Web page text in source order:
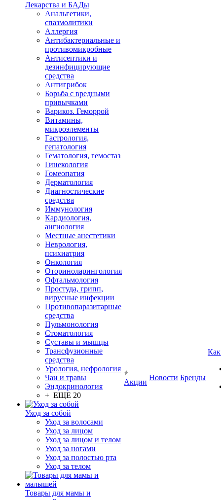
Лекарства и БАДы
Анальгетики,
спазмолитики
Аллергия
Антибактериальные и
противомикробные
Антисептики и
дезинфицирующие
средства
Антигрибок
Борьба с вредными
привычками
Варикоз. Геморрой
Витамины,
микроэлементы
Гастрология,
гепатология
Гематология, гемостаз
Гинекология
Гомеопатия
Дерматология
Диагностические
средства
Иммунология
Кардиология,
ангиология
Местные анестетики
Неврология,
психиатрия
Онкология
Оториноларингология
Офтальмология
Простуда, грипп,
вирусные инфекции
Противопаразитарные
средства
Пульмонология
Стоматология
Суставы и мышцы
Трансфузионные
средства
Урология, нефрология
Чаи и травы
Эндокринология
+ ЕЩЕ 20
Уход за собой
Уход за волосами
Уход за лицом
Уход за лицом и телом
Уход за ногами
Уход за полостью рта
Уход за телом
Товары для мамы и
Акции
Новости Бренды